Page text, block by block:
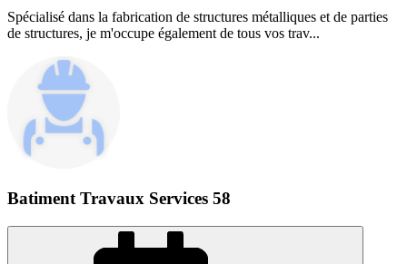
Spécialisé dans la fabrication de structures métalliques et de parties
de structures, je m'occupe également de tous vos trav...
Batiment Travaux Services 58